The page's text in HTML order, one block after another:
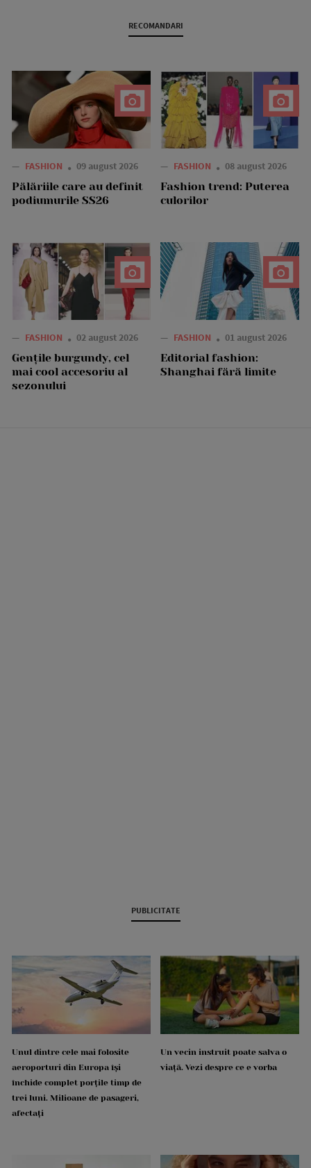
RECOMANDARI
— FASHION 09 august 2026
Pălăriile care au definit
podiumurile SS26
— FASHION 08 august 2026
Fashion trend: Puterea
culorilor
— FASHION 02 august 2026
Gențile burgundy, cel
mai cool accesoriu al
sezonului
— FASHION 01 august 2026
Editorial fashion:
Shanghai fără limite
PUBLICITATE
Unul dintre cele mai folosite
aeroporturi din Europa își
închide complet porțile timp de
trei luni. Milioane de pasageri,
afectați
Un vecin instruit poate salva o
viață. Vezi despre ce e vorba